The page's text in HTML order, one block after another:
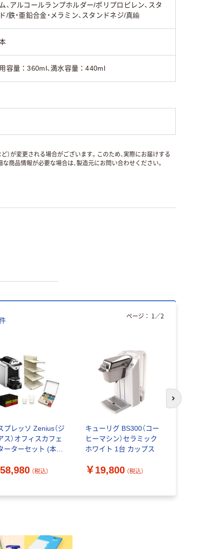
、アルコールランプホルダー/ポリプロピレン、スタ
/鉄・亜鉛合金・メラミン、スタンドネジ/真鍮
容量：360ml、満水容量：440ml
）が変更される場合がございます。このため、実際にお届けする
商品情報が必要な場合は、製造元にお問い合わせください。
プレッソ Zenius（ジ
ス）オフィスカフェ
ーターセット (本体
POD52杯＋POD＆
（税込）
キューリグ BS300（コー
ヒーマシン）セラミック
ホワイト 1台 カップス
￥19,800 （税込）
ページ： 1 ／2
次のスライド